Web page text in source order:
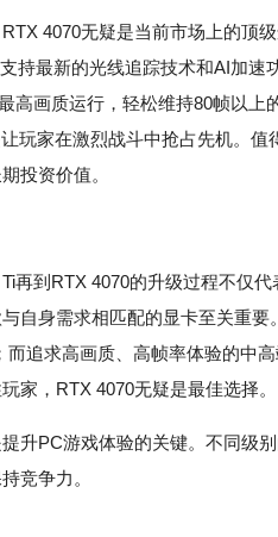
4070无疑是当前市场上的顶
持最新的光线追踪技术和AI加速
高画质运行，轻松维持80帧以上
玩家在激烈战斗中抢占先机。
投资价值。
再到RTX 4070的升级过程不仅
自身需求相匹配的显卡至关重
追求高画质、高帧率体验的中
家，RTX 4070无疑是最佳选择。
升PC游戏体验的关键。不同级
竞争力。